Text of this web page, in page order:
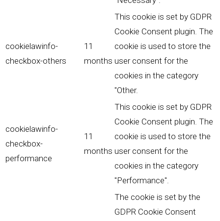
cookielawinfo-
checkbox-others
11
months
This cookie is set by GDPR
Cookie Consent plugin. The
cookie is used to store the
user consent for the
cookies in the category
"Other.
cookielawinfo-
checkbox-
performance
11
months
This cookie is set by GDPR
Cookie Consent plugin. The
cookie is used to store the
user consent for the
cookies in the category
"Performance".
The cookie is set by the
GDPR Cookie Consent